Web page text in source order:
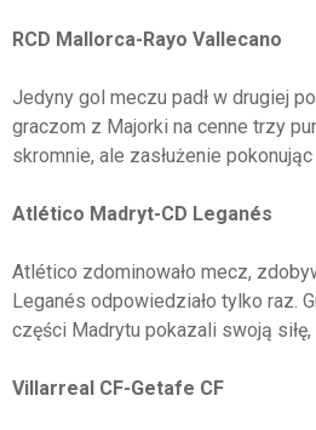
RCD Mallorca-Rayo Vallecano
Jedyny gol meczu padł w drugiej
graczom z Majorki na cenne trzy
skromnie, ale zasłużenie
Atlético Madryt-CD Leganés
Atlético zdominowało mecz,
Leganés odpowiedziało tylko raz.
części Madrytu pokazali swoją
Villarreal CF-Getafe CF